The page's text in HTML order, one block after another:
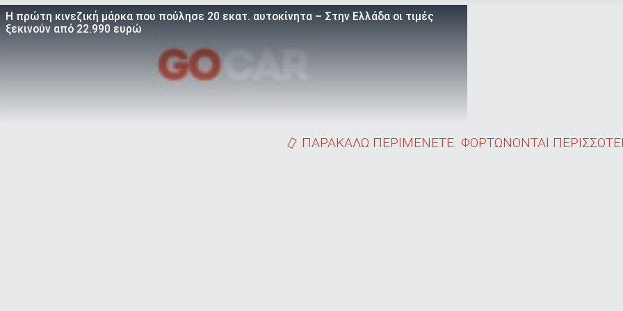
Η πρώτη κινεζική μάρκα που πούλησε 20 εκατ. αυτοκίνητα – Στην Ελλάδα οι τιμές
ξεκινούν από 22.990 ευρώ
ΠΑΡΑΚΑΛΩ ΠΕΡΙΜΕΝΕΤΕ. ΦΟΡΤΩΝΟΝΤΑΙ